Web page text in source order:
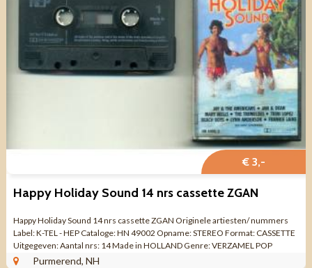
€ 3,-
Happy Holiday Sound 14 nrs cassette ZGAN
Happy Holiday Sound 14 nrs cassette ZGAN Originele artiesten/ nummers
Label: K-TEL - HEP Cataloge: HN 49002 Opname: STEREO Format: CASSETTE
Uitgegeven: Aantal nrs: 14 Made in HOLLAND Genre: VERZAMEL POP
Kwaliteit: ZO GOED ...
Purmerend, NH